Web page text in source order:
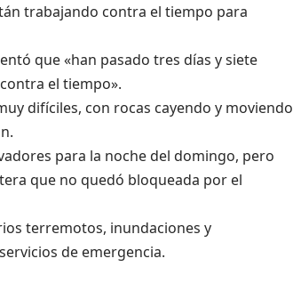
trabajando contra el tiempo para
que «han pasado tres días y siete
el tiempo».
difíciles, con rocas cayendo y moviendo
para la noche del domingo, pero
que no quedó bloqueada por el
terremotos, inundaciones y
de emergencia.